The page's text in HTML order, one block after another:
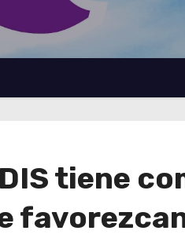
tiene